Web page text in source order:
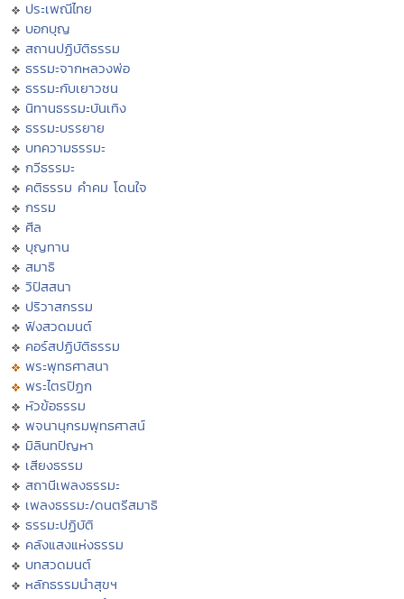
ประเพณีไทย
บอกบุญ
สถานปฏิบัติธรรม
ธรรมะจากหลวงพ่อ
ธรรมะกับเยาวชน
นิทานธรรมะบันเทิง
ธรรมะบรรยาย
บทความธรรมะ
กวีธรรมะ
คติธรรม คำคม โดนใจ
กรรม
ศีล
บุญทาน
สมาธิ
วิปัสสนา
ปริวาสกรรม
ฟังสวดมนต์
คอร์สปฏิบัติธรรม
พระพุทธศาสนา
พระไตรปิฏก
หัวข้อธรรม
พจนานุกรมพุทธศาสน์
มิลินทปัญหา
เสียงธรรม
สถานีเพลงธรรมะ
เพลงธรรมะ/ดนตรีสมาธิ
ธรรมะปฏิบัติ
คลังแสงแห่งธรรม
บทสวดมนต์
หลักธรรมนำสุขฯ